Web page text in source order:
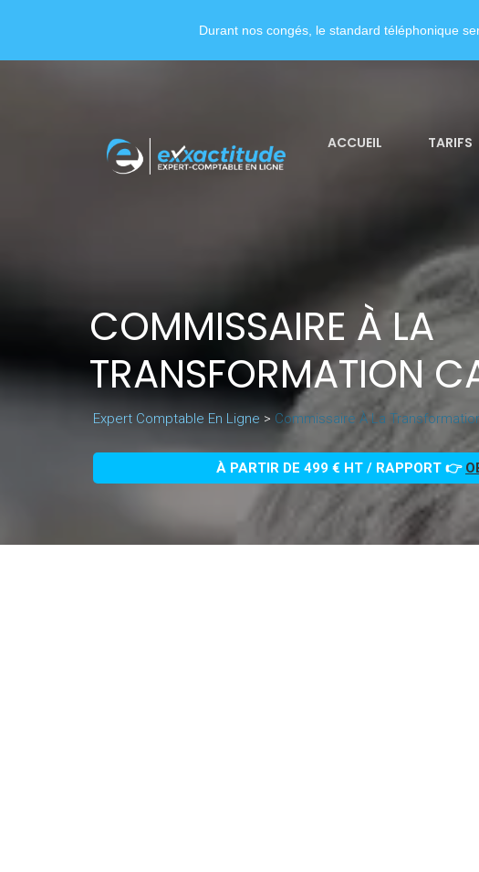
ACCUEIL TARIFS
COMMISSAIRE À LA
TRANSFORMATION
Expert Comptable En Ligne > Commissaire À La
À PARTIR DE 499 € HT / RAPPORT 👉
Durant nos congés, le standard téléphonique